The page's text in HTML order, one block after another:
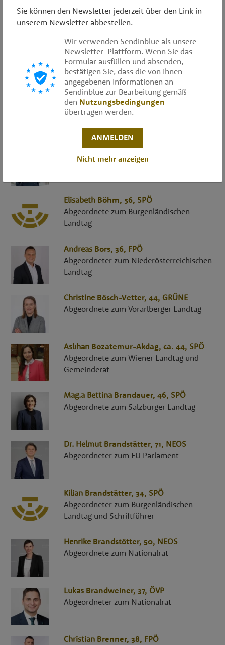
Armin Blind, 51,FPÖ
Abgeordneter zum Wiener Landtag und
Robert Blum, 36,FPÖ
Abgeordneter zum Vorarlberger Landtag
Jochen Bocksruker, 51,SPÖ
Abgeordneter zum Steirischen Landtag
Assoz. Univ.-Prof. Mag.a Dr.in
Bogner-Strauß, 54,ÖVP
Elisabeth Böhm, 56, SPÖ
Abgeordnete zum Burgenländischen
Landtag
Andreas Bors, 36, FPÖ
Abgeordneter zum Niederösterreichischen
Landtag
Christine Bösch-Vetter, 44, GRÜNE
Abgeordnete zum Vorarlberger Landtag
Aslıhan Bozatemur-Akdag, ca. 44, SPÖ
Abgeordnete zum Wiener Landtag und
Gemeinderat
Mag.a Bettina Brandauer, 46, SPÖ
Abgeordnete zum Salzburger Landtag
Dr. Helmut Brandstätter, 71, NEOS
Abgeordneter zum EU Parlament
Kilian Brandstätter, 34, SPÖ
Abgeordneter zum Burgenländischen
Landtag und Schriftführer
Henrike Brandstötter, 50, NEOS
Abgeordnete zum Nationalrat
Lukas Brandweiner, 37, ÖVP
Abgeordneter zum Nationalrat
Christian Brenner, 38, FPÖ
Sie können den Newsletter jederzeit über den Link in
unserem Newsletter abbestellen.
Wir verwenden Sendinblue als unsere
Newsletter-Plattform. Wenn Sie das
Formular ausfüllen und absenden,
bestätigen Sie, dass die von Ihnen
angegebenen Informationen an
Sendinblue zur Bearbeitung gemäß
den Nutzungsbedingungen
übertragen werden.
ANMELDEN
Nicht mehr anzeigen